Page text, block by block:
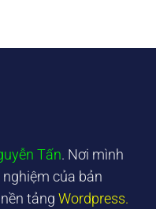
Tấn. Nơi mình
của bản
tảng Wordpress.